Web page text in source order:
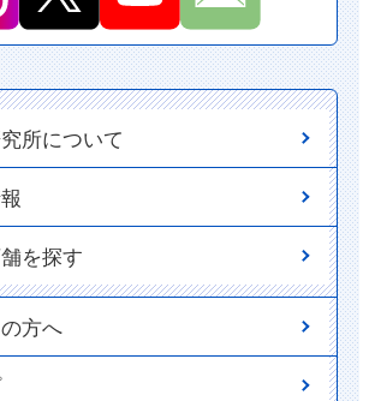
所について
を探す
方へ